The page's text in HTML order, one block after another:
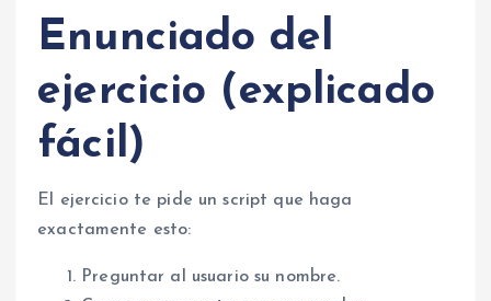
Enunciado del
ejercicio (explicado
fácil)
El ejercicio te pide un script que haga
exactamente esto:
Preguntar al usuario su nombre.